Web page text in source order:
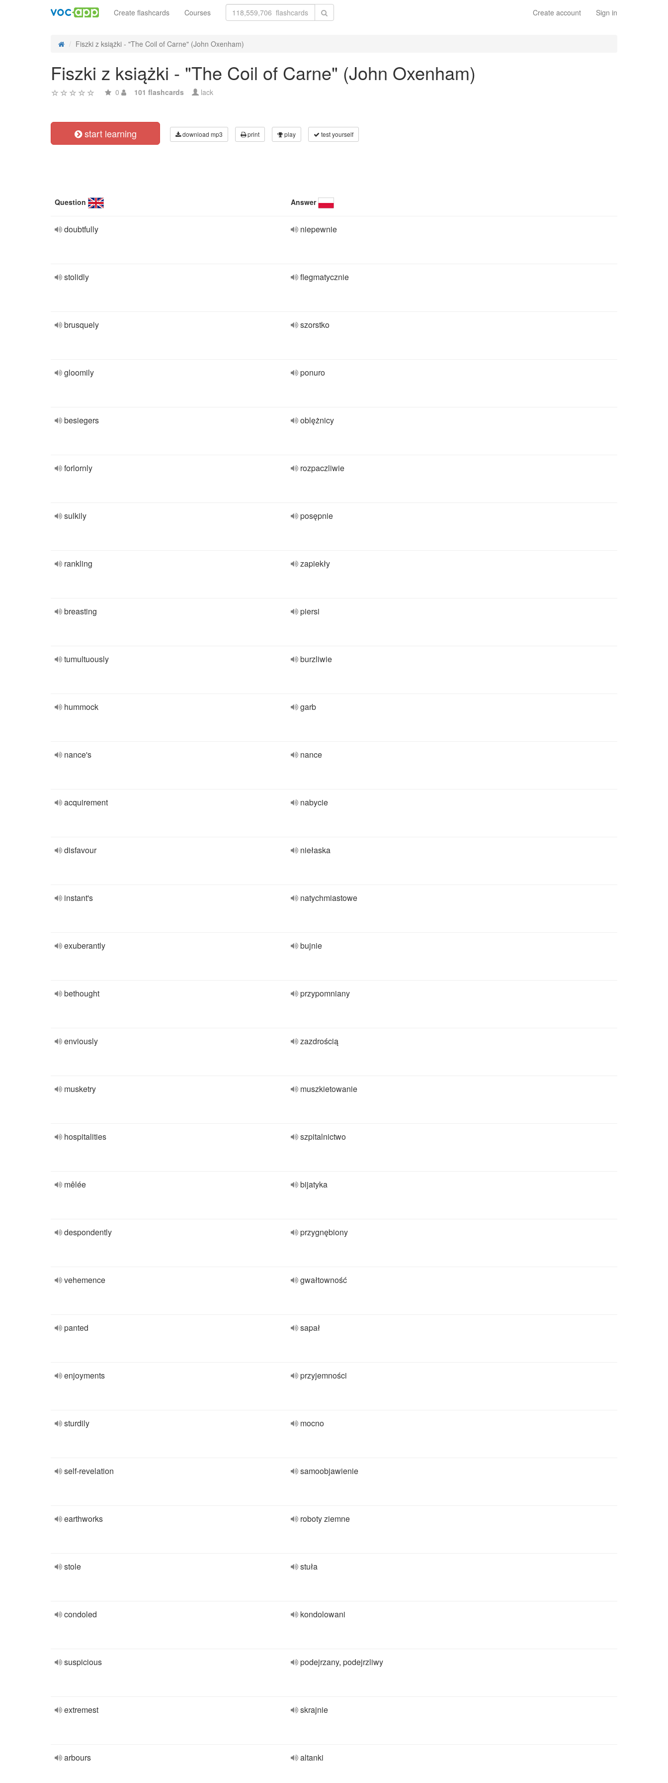
Create account Sign in
Create flashcards Courses
Fiszki z książki - "The Coil of Carne" (John Oxenham)
Fiszki z książki - "The Coil of Carne" (John Oxenham)
0 101 flashcards lack
start learning download mp3 print play test yourself
Question Answer
doubtfully niepewnie
stolidly flegmatycznie
brusquely szorstko
gloomily ponuro
besiegers oblężnicy
forlornly rozpaczliwie
sulkily posępnie
rankling zapiekły
breasting piersi
tumultuously burzliwie
hummock garb
nance's nance
acquirement nabycie
disfavour niełaska
instant's natychmiastowe
exuberantly bujnie
bethought przypomniany
enviously zazdrością
musketry muszkietowanie
hospitalities szpitalnictwo
mêlée bijatyka
despondently przygnębiony
vehemence gwałtowność
panted sapał
enjoyments przyjemności
sturdily mocno
self-revelation samoobjawienie
earthworks roboty ziemne
stole stuła
condoled kondolowani
suspicious podejrzany, podejrzliwy
extremest skrajnie
arbours altanki